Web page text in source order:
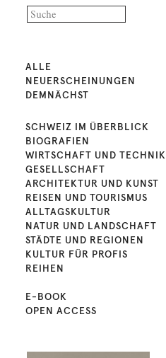
ALLE
NEUERSCHEINUNGEN
DEMNÄCHST
SCHWEIZ IM ÜBERBLICK
BIOGRAFIEN
WIRTSCHAFT UND TECHNIK
GESELLSCHAFT
ARCHITEKTUR UND KUNST
REISEN UND TOURISMUS
ALLTAGSKULTUR
NATUR UND LANDSCHAFT
STÄDTE UND REGIONEN
KULTUR FÜR PROFIS
REIHEN
E-BOOK
OPEN ACCESS